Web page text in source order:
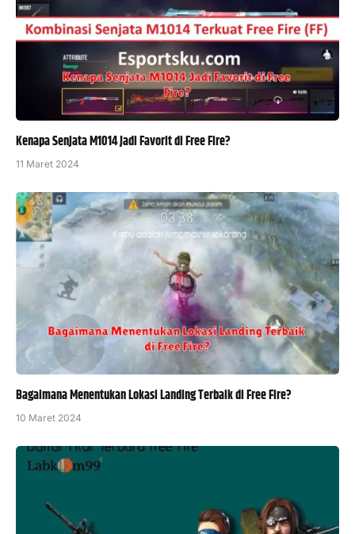
Kenapa Senjata M1014 Jadi Favorit di Free Fire?
11 Maret 2024
Bagaimana Menentukan Lokasi Landing Terbaik di Free Fire?
10 Maret 2024